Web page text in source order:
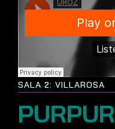
SALA 2: VILLAROSA
PURPUR